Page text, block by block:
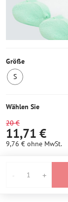
Größe
S
auf
Wählen Sie
20 €
11,71 €
9,76 € ohne MwSt.